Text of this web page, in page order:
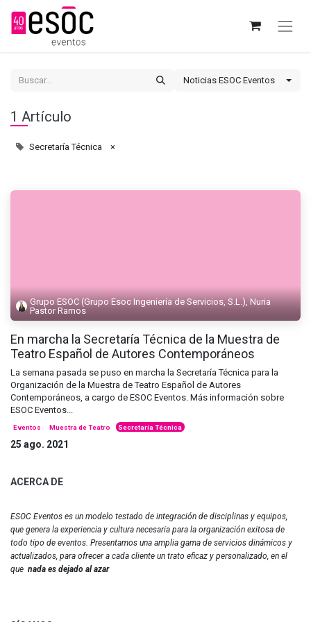
Noticias ESOC Eventos
1 Artículo
Secretaría Técnica ×
Grupo ESOC (Grupo Esoc Ingeniería de Servicios, S.L.), Nuria
Pastor Ramos
En marcha la Secretaría Técnica de la Muestra de
Teatro Español de Autores Contemporáneos
La semana pasada se puso en marcha la Secretaría Técnica para la
Organización de la Muestra de Teatro Español de Autores
Contemporáneos, a cargo de ESOC Eventos. Más información sobre
ESOC Eventos...
Eventos Muestra de Teatro Secretaría Técnica
25 ago. 2021
ACERCA DE
ESOC Eventos es un modelo testado de integración de disciplinas y equipos,
que genera la experiencia y cultura necesaria para la organización exitosa de
todo tipo de eventos. Presentamos una amplia gama de servicios dinámicos y
actualizados, para ofrecer a cada cliente un trato eficaz y personalizado, en el
que nada es dejado al azar